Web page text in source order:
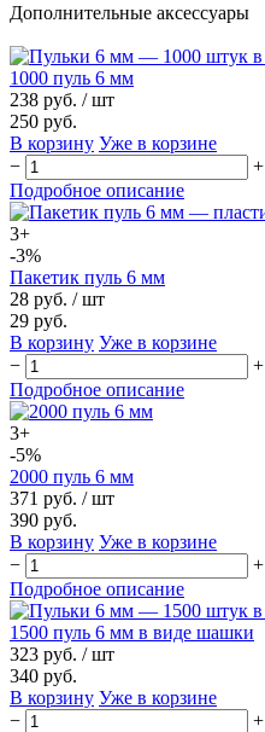
Дополнительные аксессуары
1000 пуль 6 мм
238 руб. / шт
250 руб.
В корзину Уже в корзине
−
+
Подробное описание
3+
-3%
Пакетик пуль 6 мм
28 руб. / шт
29 руб.
В корзину Уже в корзине
−
+
Подробное описание
3+
-5%
2000 пуль 6 мм
371 руб. / шт
390 руб.
В корзину Уже в корзине
−
+
Подробное описание
1500 пуль 6 мм в виде шашки
323 руб. / шт
340 руб.
В корзину Уже в корзине
−
+